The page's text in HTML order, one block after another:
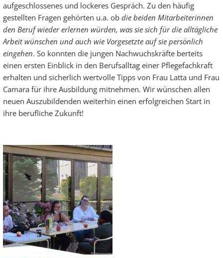
aufgeschlossenes und lockeres Gespräch. Zu den häufig
gestellten Fragen gehörten u.a. obdie beiden Mitarbeiterinnen
den Beruf wieder erlernen würden, was sie sich für die alltägliche
Arbeit wünschen und auch wie Vorgesetzte auf sie persönlich
eingehen. So konnten die jungen Nachwuchskräfte berteits
einen ersten Einblick in den Berufsalltag einer Pflegefachkraft
erhalten und sicherlich wertvolle Tipps von Frau Latta und Frau
Camara für ihre Ausbildung mitnehmen. Wir wünschen allen
neuen Auszubildenden weiterhin einen erfolgreichen Start in
ihre berufliche Zukunft!